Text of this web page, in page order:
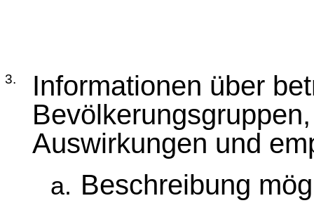
3.
Informationen über
Auswirkungen und
Beschreibung